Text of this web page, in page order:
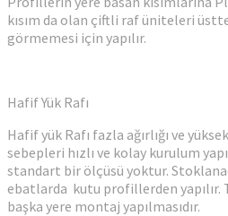
kısım da olan çiftli raf üniteleri
görmemesi için yapılır.
Hafif Yük Rafı
Hafif yük Rafı fazla ağırlığı ve
sebepleri hızlı ve kolay kurulum
standart bir ölçüsü yoktur.
ebatlarda kutu profillerden yapılır.
başka yere montaj yapılmasıdır.